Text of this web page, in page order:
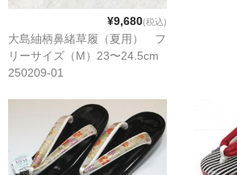
¥9,680(税込)
大島紬柄鼻緒草履（夏用） フ
リーサイズ（M）23〜24.5cm
250209-01